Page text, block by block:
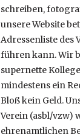
schreiben,
unsere Website
Adressenliste des
führen kann. Wir
supernette
mindestens ein
Bloß kein Geld.
Verein (asbl/vzw)
ehrenamtlichen